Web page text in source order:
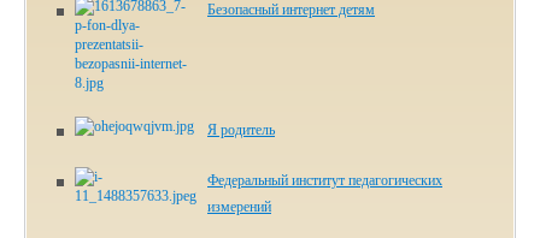
Безопасный интернет детям
Я родитель
Федеральный институт педагогических
измерений